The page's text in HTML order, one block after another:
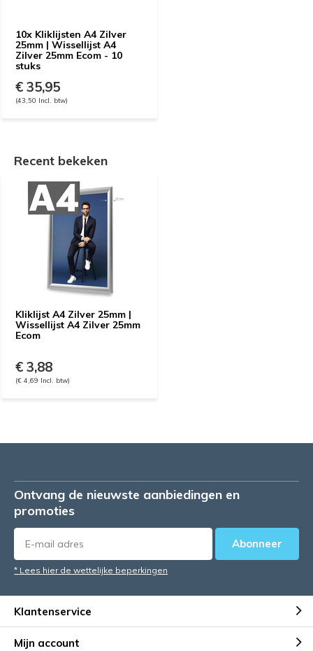
10x Kliklijsten A4 Zilver
25mm | Wissellijst A4
Zilver 25mm Ecom - 10
stuks
€ 35,95
(43,50 Incl. btw)
Recent bekeken
Kliklijst A4 Zilver 25mm |
Wissellijst A4 Zilver 25mm
Ecom
€ 3,88
(€ 4,69 Incl. btw)
Ontvang de nieuwste aanbiedingen en
promoties
Abonneer
* Lees hier de wettelijke beperkingen
Klantenservice
Mijn account